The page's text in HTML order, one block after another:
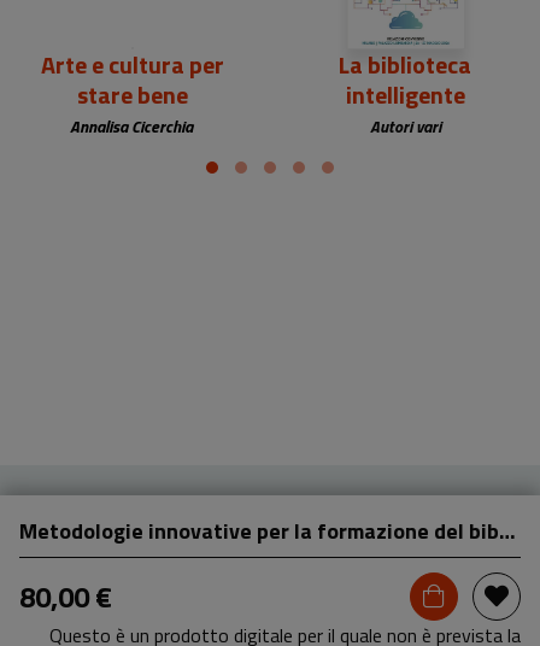
Arte e cultura per
stare bene
Annalisa Cicerchia
La biblioteca
intelligente
Autori vari
Metodologie innovative per la formazione del bibliotecario e dei professionisti dell'informazione
80,00 €
Questo è un prodotto digitale per il quale non è prevista la